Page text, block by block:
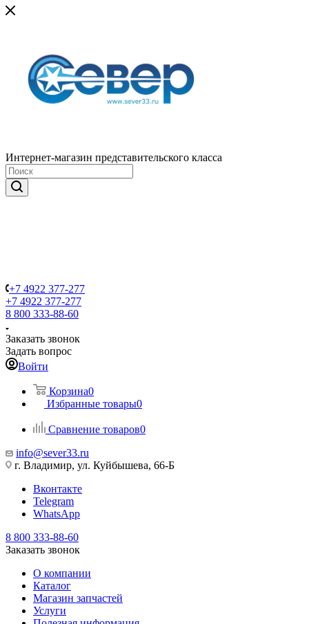
Интернет-магазин представительского класса
+7 4922 377-277
+7 4922 377-277
8 800 333-88-60
Заказать звонок
Задать вопрос
Войти
Корзина0
Избранные товары0
Сравнение товаров0
info@sever33.ru
г. Владимир, ул. Куйбышева, 66-Б
Вконтакте
Telegram
WhatsApp
8 800 333-88-60
Заказать звонок
О компании
Каталог
Магазин запчастей
Услуги